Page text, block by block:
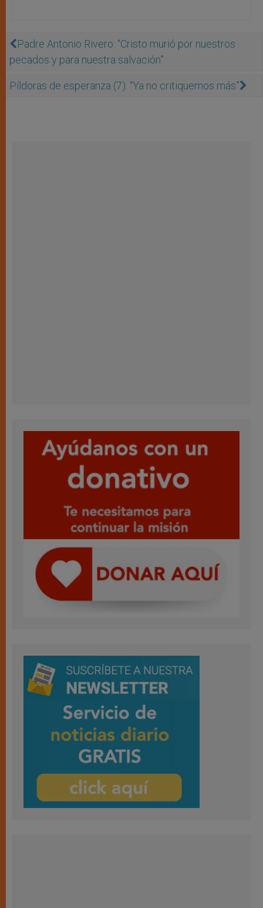
Padre Antonio Rivero: “Cristo murió por nuestros
pecados y para nuestra salvación”
Píldoras de esperanza (7): “Ya no critiquemos más”